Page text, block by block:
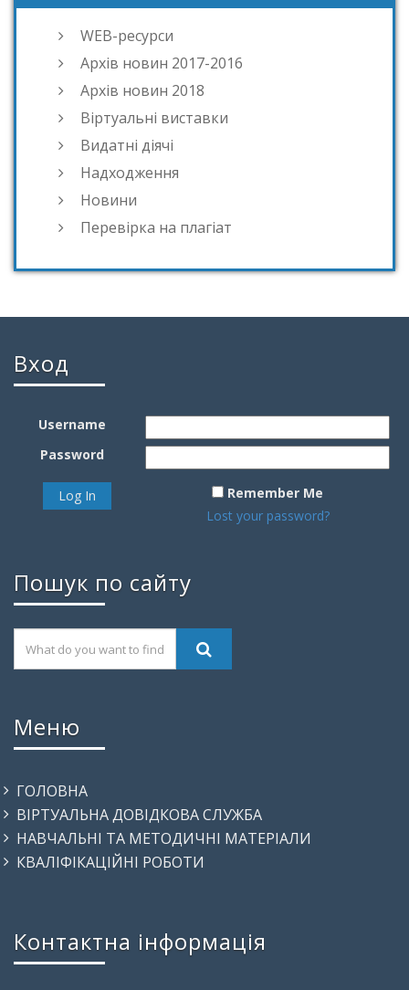
WEB-ресурси
Архів новин 2017-2016
Архів новин 2018
Віртуальні виставки
Видатні діячі
Надходження
Новини
Перевірка на плагіат
Вход
Username
Password
Remember Me
Lost your password?
Пошук по сайту
Меню
ГОЛОВНА
ВІРТУАЛЬНА ДОВІДКОВА СЛУЖБА
НАВЧАЛЬНІ ТА МЕТОДИЧНІ МАТЕРІАЛИ
КВАЛІФІКАЦІЙНІ РОБОТИ
Контактна інформація